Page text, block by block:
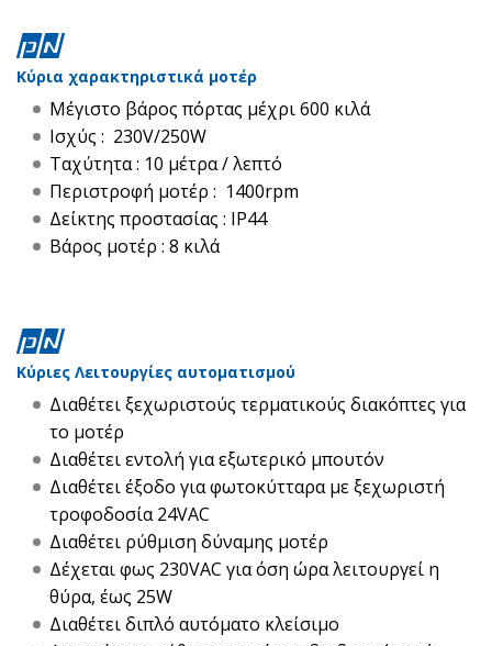
Κύρια χαρακτηριστικά μοτέρ
Μέγιστο βάρος πόρτας μέχρι 600 κιλά
Ισχύς : 230V/250W
Ταχύτητα : 10 μέτρα / λεπτό
Περιστροφή μοτέρ : 1400rpm
Δείκτης προστασίας : IP44
Βάρος μοτέρ : 8 κιλά
Κύριες Λειτουργίες αυτοματισμού
Διαθέτει ξεχωριστούς τερματικούς διακόπτες για
το μοτέρ
Διαθέτει εντολή για εξωτερικό μπουτόν
Διαθέτει έξοδο για φωτοκύτταρα με ξεχωριστή
τροφοδοσία 24VAC
Διαθέτει ρύθμιση δύναμης μοτέρ
Δέχεται φως 230VAC για όση ώρα λειτουργεί η
θύρα, έως 25W
Διαθέτει διπλό αυτόματο κλείσιμο